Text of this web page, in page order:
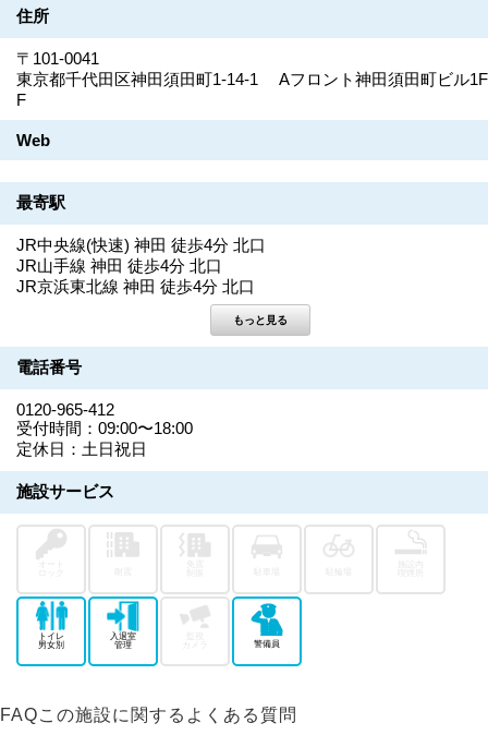
住所
〒101-0041
東京都千代田区神田須田町1-14-1 Aフロント神田須田町ビル
F
Web
最寄駅
JR中央線(快速) 神田 徒歩4分 北口
JR山手線 神田 徒歩4分 北口
JR京浜東北線 神田 徒歩4分 北口
電話番号
0120-965-412
受付時間：09:00〜18:00
定休日：土日祝日
施設サービス
トイレ
男女別
入退室
管理
カメラ
警備員
FAQこの施設に関するよくある質問